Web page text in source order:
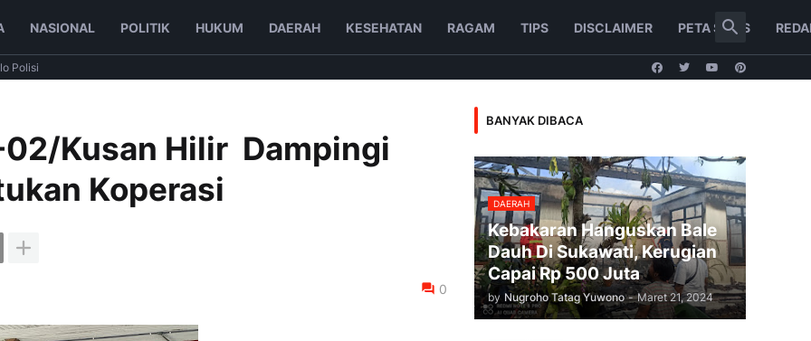
NASIONAL POLITIK HUKUM DAERAH KESEHATAN RAGAM TIPS DISCLAIMER PETA SITUS
Polisi
Kusan Hilir Dampingi
Koperasi
0
BANYAK DIBACA
DAERAH
Kebakaran Hanguskan Bale
Dauh Di Sukawati, Kerugian
Capai Rp 500 Juta
by Nugroho Tatag Yuwono - Maret 21, 2024